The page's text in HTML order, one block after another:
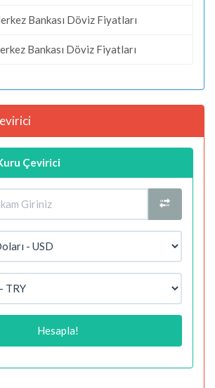
Bankası Döviz Fiyatları
Bankası Döviz Fiyatları
Çevirici
Hesapla!